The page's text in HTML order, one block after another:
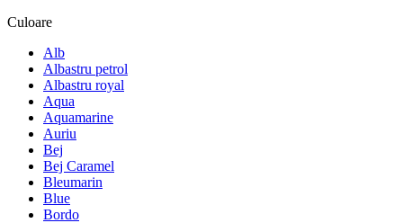
Culoare
Alb
Albastru petrol
Albastru royal
Aqua
Aquamarine
Auriu
Bej
Bej Caramel
Bleumarin
Blue
Bordo